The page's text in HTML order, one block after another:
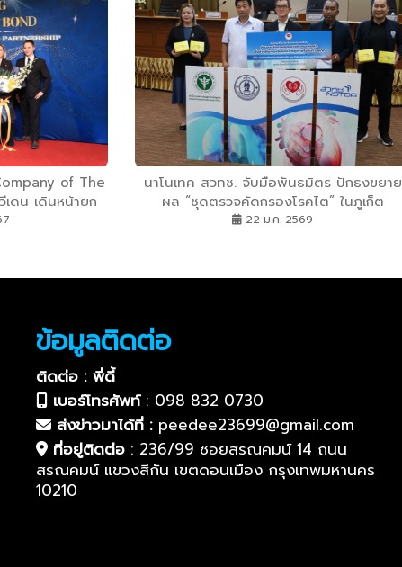
of The
ดน เดินหน้ายก
าร และนวัตกรรม
นาโนเทค สวทช. จับมือพันธมิตร ปักธงขยาย
ผล “ชุดตรวจคัดกรองโรคไต” ในภูเก็ต
22 ม.ค. 2569
ข้อมูลติดต่อ
ติดต่อ : พี่ดี้
เบอร์โทรศัพท์: 098 832 0730
ส่งข่าวมาได้ที่ : peedee23699@gmail.com
ที่อยู่ติดต่อ: 236/99 ซอยสรณคมน์ 14 ถนน
สรณคมน์ แขวงสีกัน เขตดอนเมือง กรุงเทพมหานคร
10210